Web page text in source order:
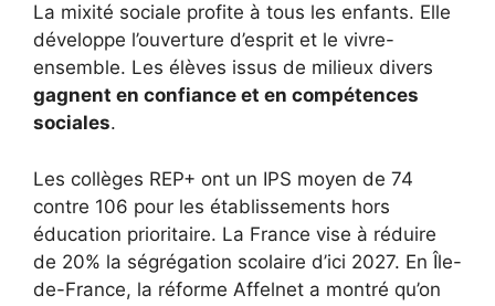
La mixité sociale profite à tous les enfants. Elle
développe l’ouverture d’esprit et le vivre-
ensemble. Les élèves issus de milieux divers
gagnent en confiance et en compétences
sociales.
Les collèges REP+ ont un IPS moyen de 74
contre 106 pour les établissements hors
éducation prioritaire. La France vise à réduire
de 20% la ségrégation scolaire d’ici 2027. En Île-
de-France, la réforme Affelnet a montré qu’on